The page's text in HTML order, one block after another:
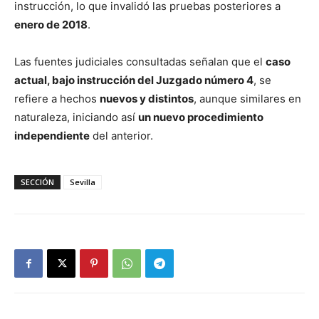
instrucción, lo que invalidó las pruebas posteriores a
enero de 2018.
Las fuentes judiciales consultadas señalan que el caso
actual, bajo instrucción del Juzgado número 4, se
refiere a hechos nuevos y distintos, aunque similares en
naturaleza, iniciando así un nuevo procedimiento
independiente del anterior.
SECCIÓN Sevilla